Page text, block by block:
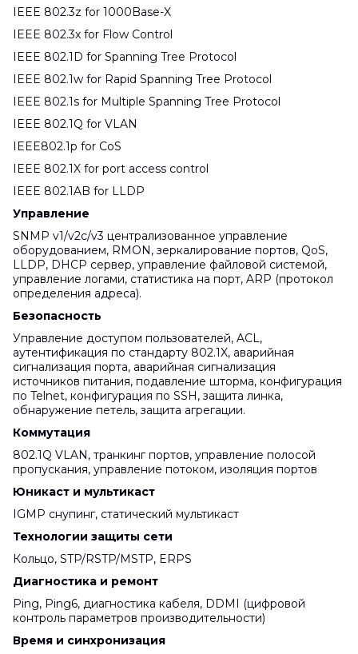
IEEE 802.3z for 1000Base-X
IEEE 802.3x for Flow Control
IEEE 802.1D for Spanning Tree Protocol
IEEE 802.1w for Rapid Spanning Tree Protocol
IEEE 802.1s for Multiple Spanning Tree Protocol
IEEE 802.1Q for VLAN
IEEE802.1p for CoS
IEEE 802.1X for port access control
IEEE 802.1AB for LLDP
Управление
SNMP v1/v2c/v3 централизованное управление
оборудованием, RMON, зеркалирование портов, QoS,
LLDP, DHCP сервер, управление файловой системой,
управление логами, статистика на порт, ARP (протокол
определения адреса).
Безопасность
Управление доступом пользователей, ACL,
аутентификация по стандарту 802.1X, аварийная
сигнализация порта, аварийная сигнализация
источников питания, подавление шторма, конфигурация
по Telnet, конфигурация по SSH, защита линка,
обнаружение петель, защита агрегации.
Коммутация
802.1Q VLAN, транкинг портов, управление полосой
пропускания, управление потоком, изоляция портов
Юникаст и мультикаст
IGMP снупинг, статический мультикаст
Технологии защиты сети
Кольцо, STP/RSTP/MSTP, ERPS
Диагностика и ремонт
Ping, Ping6, диагностика кабеля, DDMI (цифровой
контроль параметров производительности)
Время и синхронизация